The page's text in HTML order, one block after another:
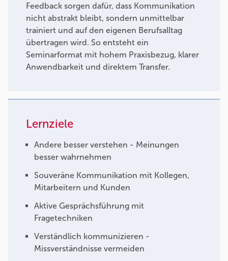
Feedback sorgen dafür, dass Kommunikation
nicht abstrakt bleibt, sondern unmittelbar
trainiert und auf den eigenen Berufsalltag
übertragen wird. So entsteht ein
Seminarformat mit hohem Praxisbezug, klarer
Anwendbarkeit und direktem Transfer.
Lernziele
Andere besser verstehen - Meinungen
besser wahrnehmen
Souveräne Kommunikation mit Kollegen,
Mitarbeitern und Kunden
Aktive Gesprächsführung mit
Fragetechniken
Verständlich kommunizieren -
Missverständnisse vermeiden